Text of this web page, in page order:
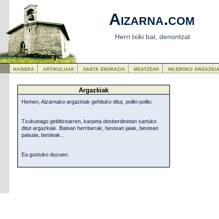
Aizarna.com
Herri txiki bat, denontzat
Argazkiak
Hemen, Aizarnako argazkiak gehituko ditut, poliki-poliki.
Txukunago gelditzearren, karpeta desberdinetan sartuko
ditut argazkiak. Batean herritarrak, bestean jaiak, bestean
paisaia, besteak...
Ea gustuko duzuen.
hasiera artikuluak santa engrazia meatzeak hileroko